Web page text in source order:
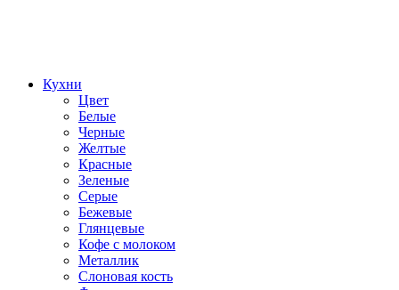
Кухни
Цвет
Белые
Черные
Желтые
Красные
Зеленые
Серые
Бежевые
Глянцевые
Кофе с молоком
Металлик
Слоновая кость